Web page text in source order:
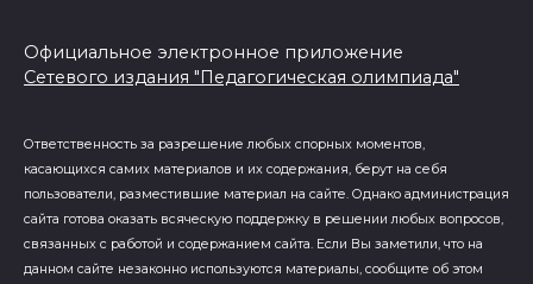
Официальное электронное приложение
Сетевого издания "Педагогическая олимпиада"
Ответственность за разрешение любых спорных моментов,
касающихся самих материалов и их содержания, берут на себя
пользователи, разместившие материал на сайте. Однако администрация
сайта готова оказать всяческую поддержку в решении любых вопросов,
связанных с работой и содержанием сайта. Если Вы заметили, что на
данном сайте незаконно используются материалы, сообщите об этом